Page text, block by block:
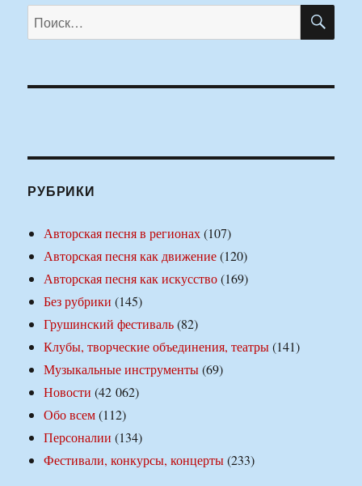
Искать:
РУБРИКИ
Авторская песня в регионах(107)
Авторская песня как движение(120)
Авторская песня как искусство(169)
Без рубрики (145)
Грушинский фестиваль(82)
Клубы, творческие объединения, театры(141)
Музыкальные инструменты(69)
Новости (42 062)
Обо всем(112)
Персоналии (134)
Фестивали, конкурсы, концерты(233)